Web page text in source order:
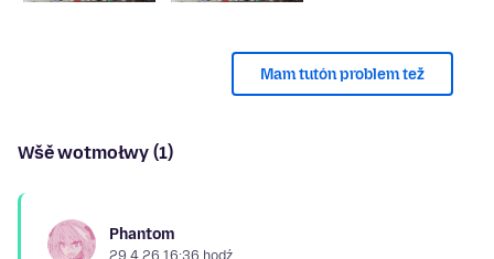
Mam tutón problem tež
Wšě wotmołwy (1)
Phantom
29.4.26 16:36 hodź.